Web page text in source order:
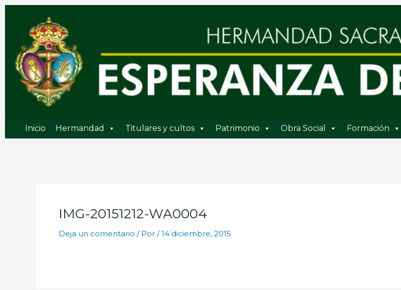
contenido
Inicio Hermandad Titulares y cultos Patrimonio Obra Social Formación
IMG-20151212-WA0004
Deja un comentario / Por /14 diciembre, 2015